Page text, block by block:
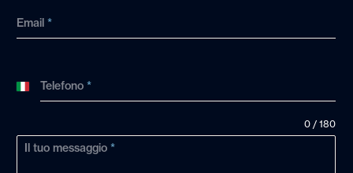
Email*
Telefono*
Italy
Il tuo messaggio*
0 / 180